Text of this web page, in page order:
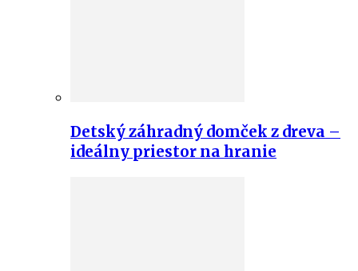
Detský záhradný domček z dreva –
ideálny priestor na hranie